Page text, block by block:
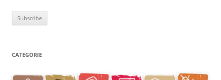
CATEGORIE